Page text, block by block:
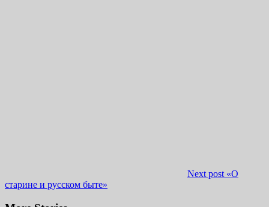
Next post «О
старине и русском быте»